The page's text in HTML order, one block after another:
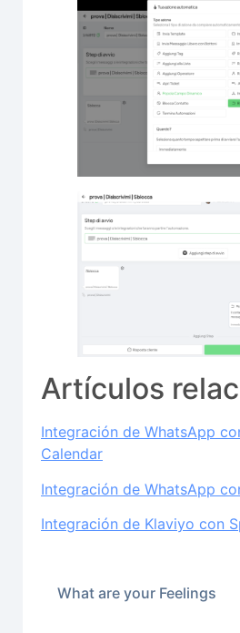
Artículos
Integración de WhatsApp
Calendar
Integración de WhatsApp
Integración de Klaviyo con
What are your Feelings